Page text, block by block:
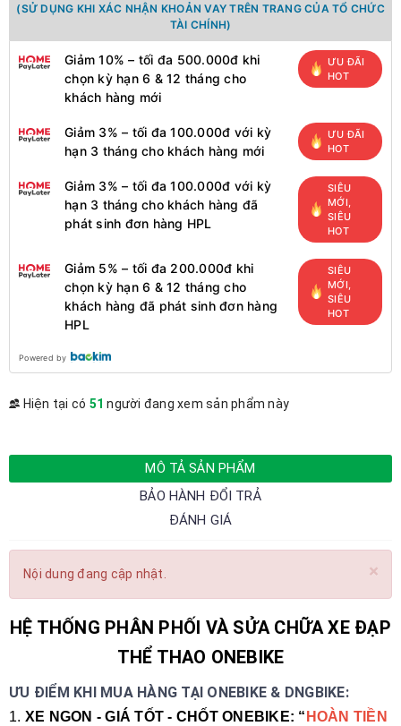
(SỬ DỤNG KHI XÁC NHẬN KHOẢN VAY TRÊN TRANG CỦA TỔ CHỨC
TÀI CHÍNH)
Giảm 10% – tối đa 500.000đ khi
chọn kỳ hạn 6 & 12 tháng cho
khách hàng mới
ƯU ĐÃI
HOT
Giảm 3% – tối đa 100.000đ với kỳ
hạn 3 tháng cho khách hàng mới
ƯU ĐÃI
HOT
Giảm 3% – tối đa 100.000đ với kỳ
hạn 3 tháng cho khách hàng đã
phát sinh đơn hàng HPL
SIÊU
MỚI,
SIÊU
HOT
Giảm 5% – tối đa 200.000đ khi
chọn kỳ hạn 6 & 12 tháng cho
khách hàng đã phát sinh đơn hàng
HPL
SIÊU
MỚI,
SIÊU
HOT
Powered by
Hiện tại có 51 người đang xem sản phẩm này
MÔ TẢ SẢN PHẨM
BẢO HÀNH ĐỔI TRẢ
ĐÁNH GIÁ
×
Nội dung đang cập nhật.
HỆ THỐNG PHÂN PHỐI VÀ SỬA CHỮA XE ĐẠP
THỂ THAO ONEBIKE
ƯU ĐIỂM KHI MUA HÀNG TẠI ONEBIKE & DNGBIKE:
1. XE NGON - GIÁ TỐT - CHỐT ONEBIKE: “ HOÀN TIỀN